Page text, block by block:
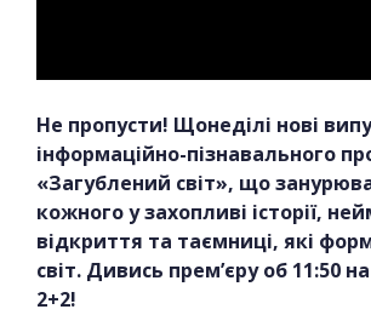
Не пропусти! Щонеділі нові
інформаційно-пізнавального
«Загублений світ», що
кожного у захопливі історії,
відкриття та таємниці, які
світ. Дивись прем’єру об 11:50
2+2!